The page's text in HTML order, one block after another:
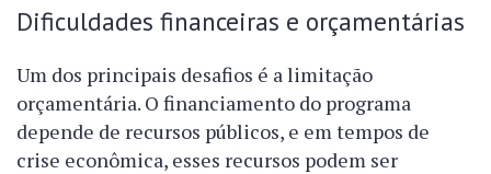
Dificuldades financeiras e orçamentárias
Um dos principais desafios é a limitação
orçamentária. O financiamento do programa
depende de recursos públicos, e em tempos de
crise econômica, esses recursos podem ser